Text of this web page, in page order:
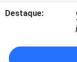
NOS
NOTÍCIAS
Destaque: